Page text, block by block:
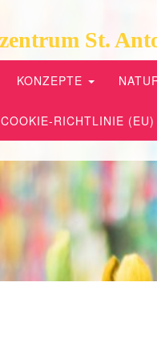
St.
KONZEPTE
COOKIE-RICHTLINIE (EU)